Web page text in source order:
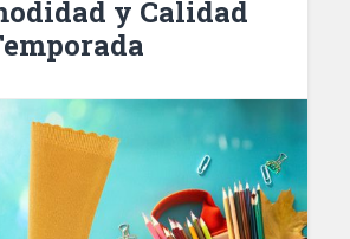
y Calidad